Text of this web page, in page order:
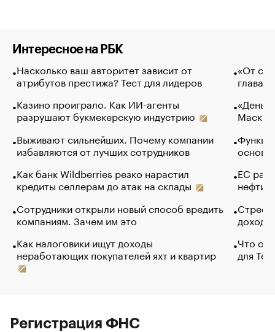
Интересное на РБК
Насколько ваш авторитет зависит от
атрибутов престижа? Тест для лидеров
Казино проиграло. Как ИИ-агенты
разрушают букмекерскую индустрию
Выживают сильнейших. Почему компании
избавляются от лучших сотрудников
Как банк Wildberries резко нарастил
кредиты селлерам до атак на склады
Сотрудники открыли новый способ вредить
компаниям. Зачем им это
Как налоговики ищут доходы
неработающих покупателей яхт и квартир
«От
глава
Маск в
основ
ЕС
нефти
Что
для
Регистрация ФНС